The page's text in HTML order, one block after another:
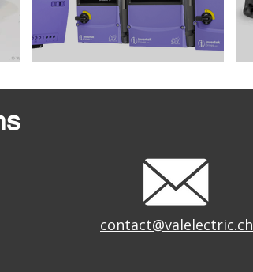
contact@valelectric.ch